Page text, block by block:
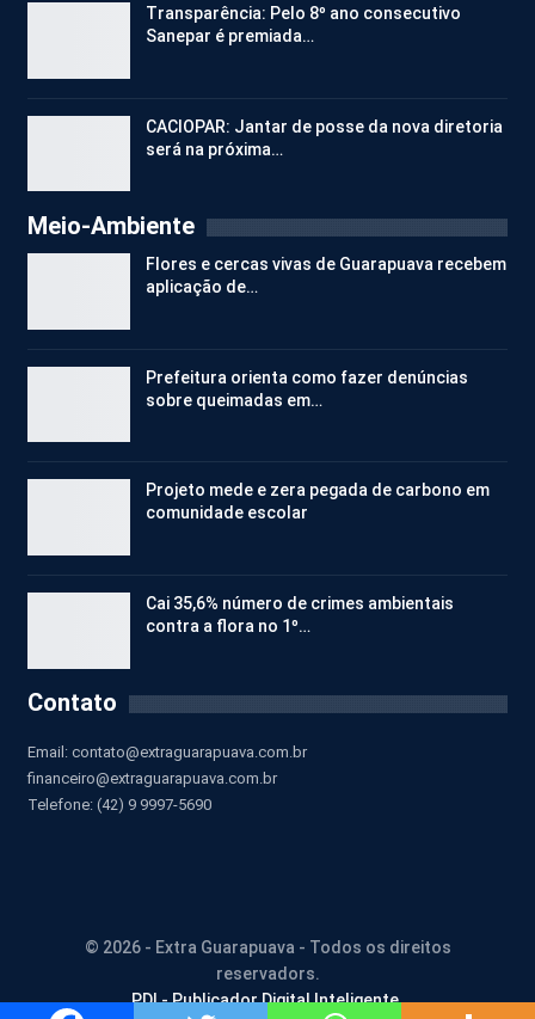
Transparência: Pelo 8º ano consecutivo
Sanepar é premiada…
CACIOPAR: Jantar de posse da nova diretoria
será na próxima…
Meio-Ambiente
Flores e cercas vivas de Guarapuava recebem
aplicação de…
Prefeitura orienta como fazer denúncias
sobre queimadas em…
Projeto mede e zera pegada de carbono em
comunidade escolar
Cai 35,6% número de crimes ambientais
contra a flora no 1º…
Contato
Email: contato@extraguarapuava.com.br
financeiro@extraguarapuava.com.br
Telefone: (42) 9 9997-5690
© 2026 - Extra Guarapuava - Todos os direitos
reservadors.
PDI - Publicador Digital Inteligente.